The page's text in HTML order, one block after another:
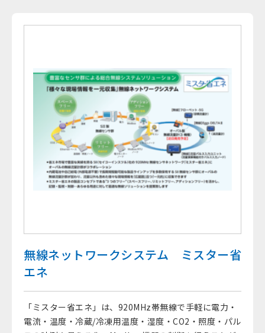
無線ネットワークシステム ミスター省
エネ
「ミスター省エネ」は、920MHz帯無線で手軽に電力・
電流・温度・冷蔵/冷凍用温度・湿度・CO2・照度・パル